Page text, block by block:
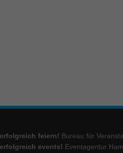
erfolgreich feiern! Bureau für
erfolgreich events! Eventagentur